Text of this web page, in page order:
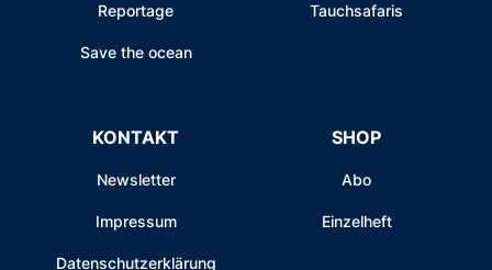
Reportage
Save the ocean
Tauchsafaris
KONTAKT
Newsletter
Impressum
Datenschutzerklärung
SHOP
Abo
Einzelheft